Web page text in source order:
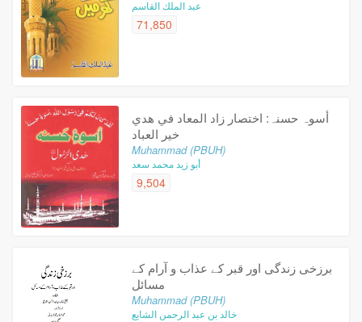
عبد الملك القاسم
71,850
أسوہ حسنہ: اختصار زاد المعاد في هدي
خير العباد
Muhammad (PBUH)
أبو زيد محمد سعد
9,504
برزخی زندگی اور قبر کے عذاب و آرام کے
مسائل
Muhammad (PBUH)
خالد بن عبد الرحمن الشايع